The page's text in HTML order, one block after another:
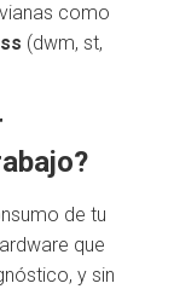
como
(dwm, st,
de tu
que
y sin